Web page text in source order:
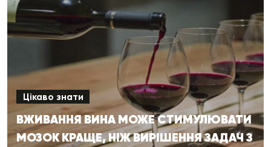
Цікаво знати
ВЖИВАННЯ ВИНА МОЖЕ СТИМУЛЮВАТИ
МОЗОК КРАЩЕ, НІЖ ВИРІШЕННЯ ЗАДАЧ З